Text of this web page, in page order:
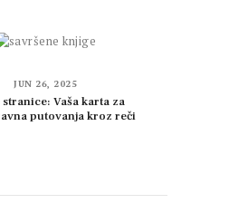
JUN 26, 2025
stranice: Vaša karta za
putovanja kroz reči